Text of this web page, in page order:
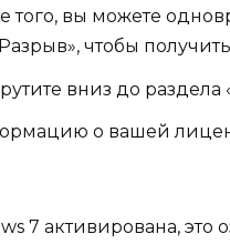
того, вы можете
чтобы
вниз до раздела
о вашей
7 активирована, это